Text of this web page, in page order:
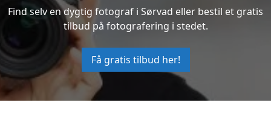
Find selv en dygtig fotograf i Sørvad eller bestil et gratis
tilbud på fotografering i stedet.
Få gratis tilbud her!